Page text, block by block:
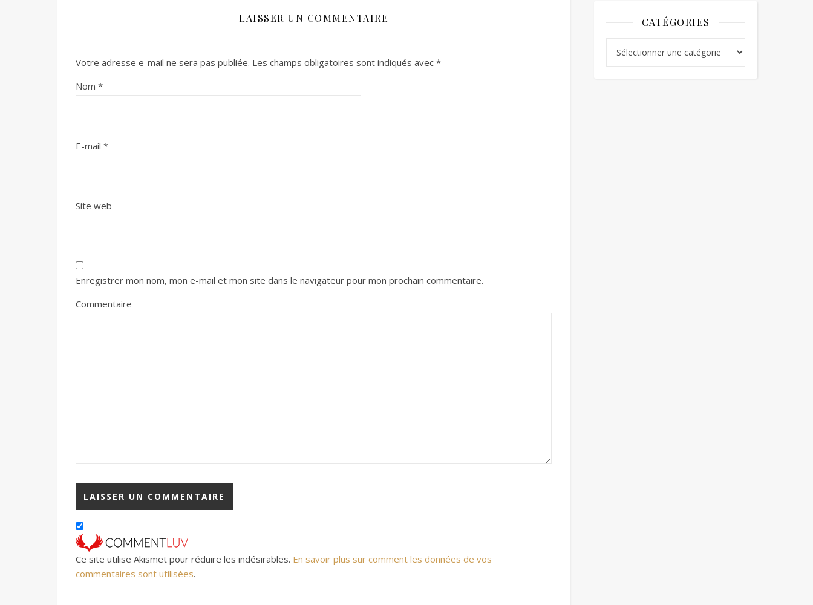
LAISSER UN COMMENTAIRE
Votre adresse e-mail ne sera pas publiée. Les champs obligatoires sont indiqués avec *
Nom *
E-mail *
Site web
Enregistrer mon nom, mon e-mail et mon site dans le navigateur pour mon prochain commentaire.
Commentaire
Ce site utilise Akismet pour réduire les indésirables. En savoir plus sur comment les données de vos
commentaires sont utilisées.
CATÉGORIES